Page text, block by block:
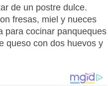
de un postre dulce.
fresas, miel y nueces
para cocinar panqueques
queso con dos huevos y